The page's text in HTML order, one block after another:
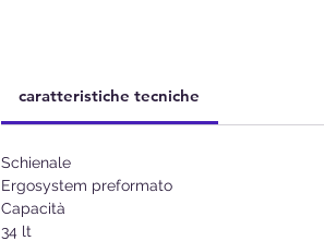
caratteristiche tecniche
Schienale
Ergosystem preformato
Capacità
34 lt